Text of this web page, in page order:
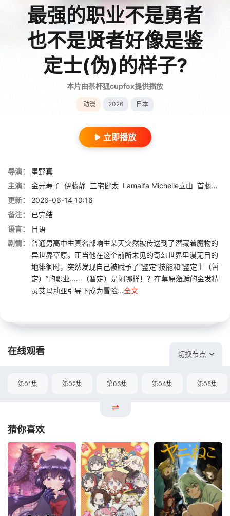
最强的职业不是勇者
也不是贤者好像是鉴
定士(伪)的样子?
本片由茶杯狐cupfox提供播放
动漫 2026 日本
立即播放
导演：
星野真
主演：
金元寿子 伊藤静 三宅健太 Lamalfa Michelle立山 首藤志奈
更新：
2026-06-14 10:16
备注：
已完结
语言：
日语
剧情：
普通男高中生真名部响生某天突然被传送到了潜藏着魔物的
异世界草原。正当他在这个前所未见的奇幻世界里漫无目的
地徘徊时，突然发现自己被赋予了“鉴定”技能和“鉴定士（暂
定）”的职业……（暂定）是闹哪样！？在草原邂逅的金发精
灵艾玛莉亚引导下成为冒险...全文
在线观看 切换节点
第01集 第02集 第03集 第04集 第05集
猜你喜欢